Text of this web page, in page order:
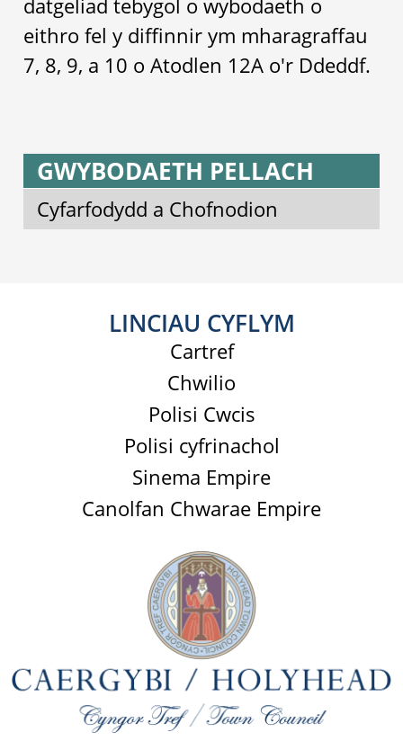
eithro fel y diffinnir ym mharagraffau
7, 8, 9, a 10 o Atodlen 12A o'r Ddeddf.
GWYBODAETH PELLACH
Cyfarfodydd a Chofnodion
LINCIAU CYFLYM
Cartref
Chwilio
Polisi Cwcis
Polisi cyfrinachol
Sinema Empire
Canolfan Chwarae Empire